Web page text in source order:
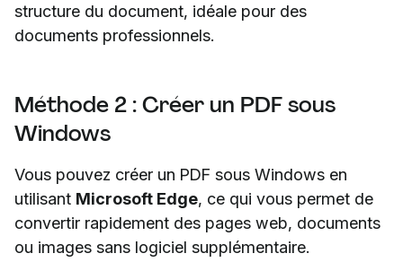
structure du document, idéale pour des
documents professionnels.
Méthode 2 : Créer un PDF sous
Windows
Vous pouvez créer un PDF sous Windows en
utilisant Microsoft Edge, ce qui vous permet de
convertir rapidement des pages web, documents
ou images sans logiciel supplémentaire.